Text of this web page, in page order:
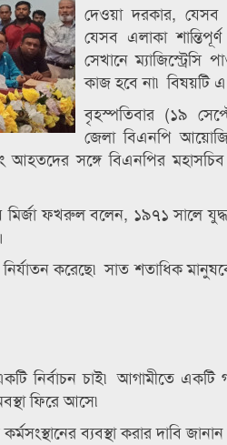
দেওয়া দরকার, যেসব
যেসব এলাকা
সেখানে ম্যাজিস্ট্রেসি
কাজ হবে না৷ বিষয়টি
বৃহস্পতিবার (১৯
জেলা বিএনপি
আহতদের সঙ্গে বিএনপির
মির্জা ফখরুল বলেন, ১৯৭১ সালে
করেছে৷ সাত শতাধিক
চাই৷ আগামীতে একটি
ফিরে আসে৷
ব্যবস্থা করার দাবি জানান